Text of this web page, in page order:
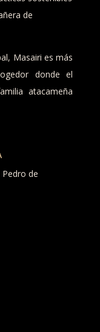
de
Masairi es más
donde el
atacameña
Pedro de